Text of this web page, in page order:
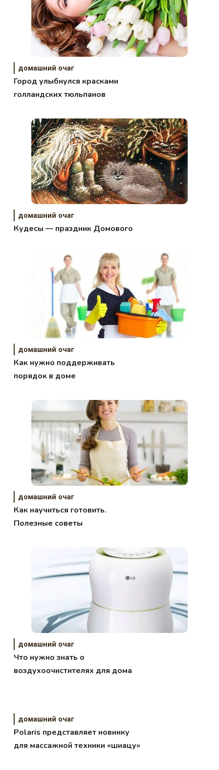
домашний очаг
Город улыбнулся красками
голландских тюльпанов
домашний очаг
Кудесы — праздник Домового
домашний очаг
Как нужно поддерживать
порядок в доме
домашний очаг
Как научиться готовить.
Полезные советы
домашний очаг
Что нужно знать о
воздухоочистителях для дома
домашний очаг
Polaris представляет новинку
для массажной техники «шиацу»